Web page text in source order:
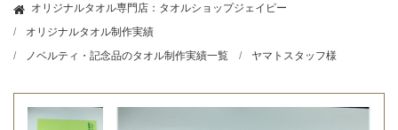
オリジナルタオル専門店：タオルショップジェイピー
オリジナルタオル制作実績
ノベルティ・記念品のタオル制作実績一覧
ヤマトスタッフ様